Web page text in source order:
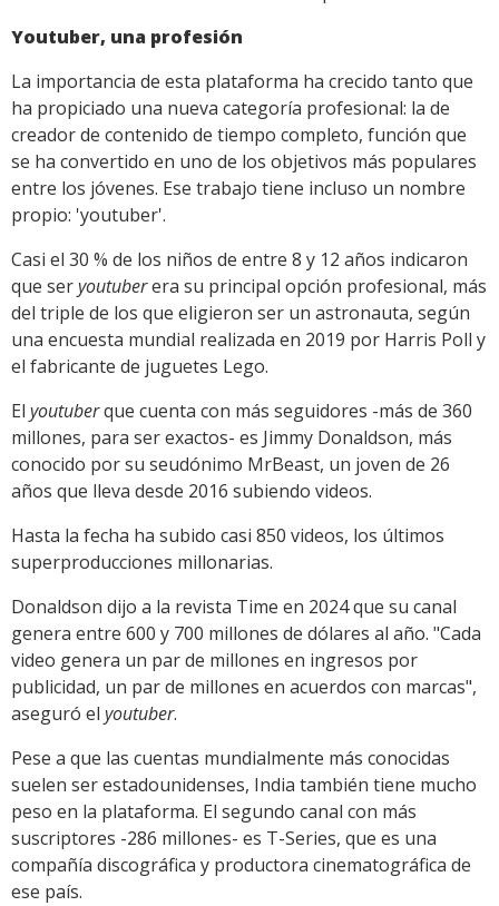
Youtuber, una profesión
La importancia de esta plataforma ha crecido tanto que
ha propiciado una nueva categoría profesional: la de
creador de contenido de tiempo completo, función que
se ha convertido en uno de los objetivos más populares
entre los jóvenes. Ese trabajo tiene incluso un nombre
propio: 'youtuber'.
Casi el 30 % de los niños de entre 8 y 12 años indicaron
que seryoutuberera su principal opción profesional, más
del triple de los que eligieron ser un astronauta, según
una encuesta mundial realizada en 2019 por Harris Poll y
el fabricante de juguetes Lego.
El youtuberque cuenta con más seguidores -más de 360
millones, para ser exactos- es Jimmy Donaldson, más
conocido por su seudónimo MrBeast, un joven de 26
años que lleva desde 2016 subiendo videos.
Hasta la fecha ha subido casi 850 videos, los últimos
superproducciones millonarias.
Donaldson dijo a la revista Time en 2024 que su canal
genera entre 600 y 700 millones de dólares al año. "Cada
video genera un par de millones en ingresos por
publicidad, un par de millones en acuerdos con marcas",
aseguró el youtuber.
Pese a que las cuentas mundialmente más conocidas
suelen ser estadounidenses, India también tiene mucho
peso en la plataforma. El segundo canal con más
suscriptores -286 millones- es T-Series, que es una
compañía discográfica y productora cinematográfica de
ese país.